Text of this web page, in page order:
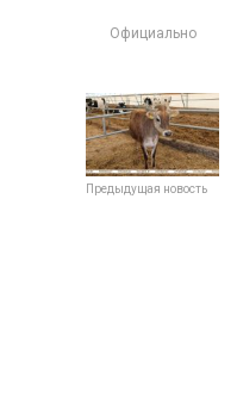
Официально
Предыдущая новость